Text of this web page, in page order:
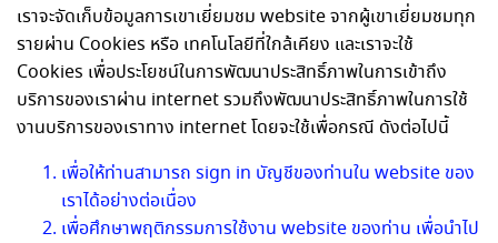
เราจะจัดเก็บข้อมูลการเขาเยี่ยมชม website จากผู้เขาเยี่ยมชมทุก
รายผ่าน Cookies หรือ เทคโนโลยีที่ใกล้เคียง และเราจะใช้
Cookies เพื่อประโยชน์ในการพัฒนาประสิทธิ์ภาพในการเข้าถึง
บริการของเราผ่าน internet รวมถึงพัฒนาประสิทธิ์ภาพในการใช้
งานบริการของเราทาง internet โดยจะใช้เพื่อกรณี ดังต่อไปนี้
เพื่อให้ท่านสามารถ sign in บัญชีของท่านใน website ของ
เราได้อย่างต่อเนื่อง
เพื่อศึกษาพฤติกรรมการใช้งาน website ของท่าน เพื่อนำไป